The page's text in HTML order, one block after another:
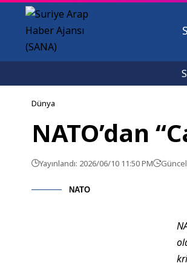
Dünya
NATO’dan
Yayınlandı: 2026/06/10 11:50 PM
NATO